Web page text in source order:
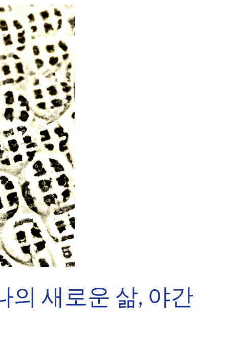
의 새로운 삶, 야간